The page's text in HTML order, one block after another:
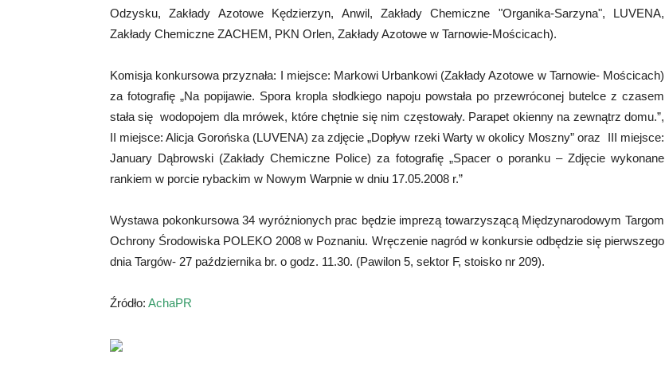
Odzysku, Zakłady Azotowe Kędzierzyn, Anwil, Zakłady Chemiczne "Organika-Sarzyna", LUVENA,
Zakłady Chemiczne ZACHEM, PKN Orlen, Zakłady Azotowe w Tarnowie-Mościcach).
Komisja konkursowa przyznała: I miejsce: Markowi Urbankowi (Zakłady Azotowe w Tarnowie- Mościcach)
za fotografię „Na popijawie. Spora kropla słodkiego napoju powstała po przewróconej butelce z czasem
stała się wodopojem dla mrówek, które chętnie się nim częstowały. Parapet okienny na zewnątrz domu.”,
II miejsce: Alicja Gorońska (LUVENA) za zdjęcie „Dopływ rzeki Warty w okolicy Moszny” oraz III miejsce:
January Dąbrowski (Zakłady Chemiczne Police) za fotografię „Spacer o poranku – Zdjęcie wykonane
rankiem w porcie rybackim w Nowym Warpnie w dniu 17.05.2008 r.”
Wystawa pokonkursowa 34 wyróżnionych prac będzie imprezą towarzyszącą Międzynarodowym Targom
Ochrony Środowiska POLEKO 2008 w Poznaniu. Wręczenie nagród w konkursie odbędzie się pierwszego
dnia Targów- 27 października br. o godz. 11.30. (Pawilon 5, sektor F, stoisko nr 209).
Źródło: AchaPR